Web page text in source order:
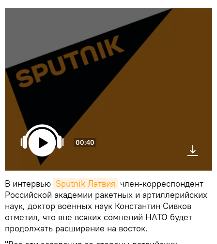
00:40
В интервью Sputnik Латвия член-корреспондент
Российской академии ракетных и артиллерийских
наук, доктор военных наук Константин Сивков
отметил, что вне всяких сомнений НАТО будет
продолжать расширение на восток.